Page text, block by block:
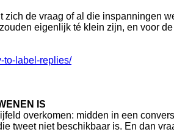
zich de vraag of al die inspanningen
eigenlijk té klein zijn, en voor
to-label-replies/
IS
overkomen: midden in een
tweet niet beschikbaar is. En dan